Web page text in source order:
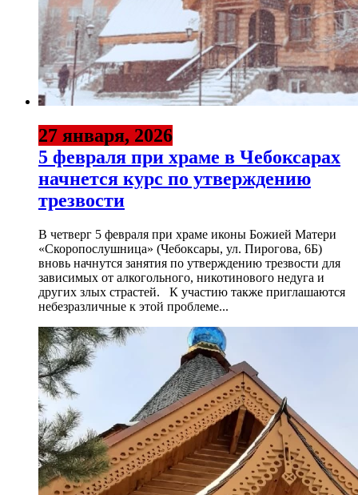
27 января, 2026
5 февраля при храме в Чебоксарах
начнется курс по утверждению
трезвости
В четверг 5 февраля при храме иконы Божией Матери
«Скоропослушница» (Чебоксары, ул. Пирогова, 6Б)
вновь начнутся занятия по утверждению трезвости для
зависимых от алкогольного, никотинового недуга и
других злых страстей. К участию также приглашаются
небезразличные к этой проблеме...